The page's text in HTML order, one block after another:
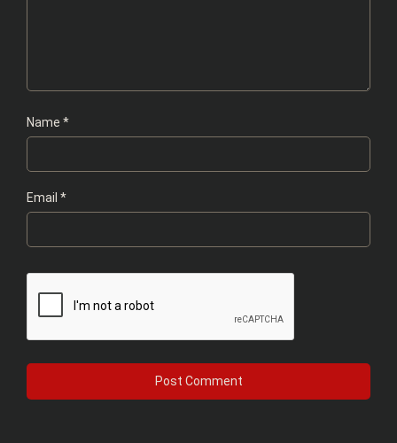
Name *
Email *